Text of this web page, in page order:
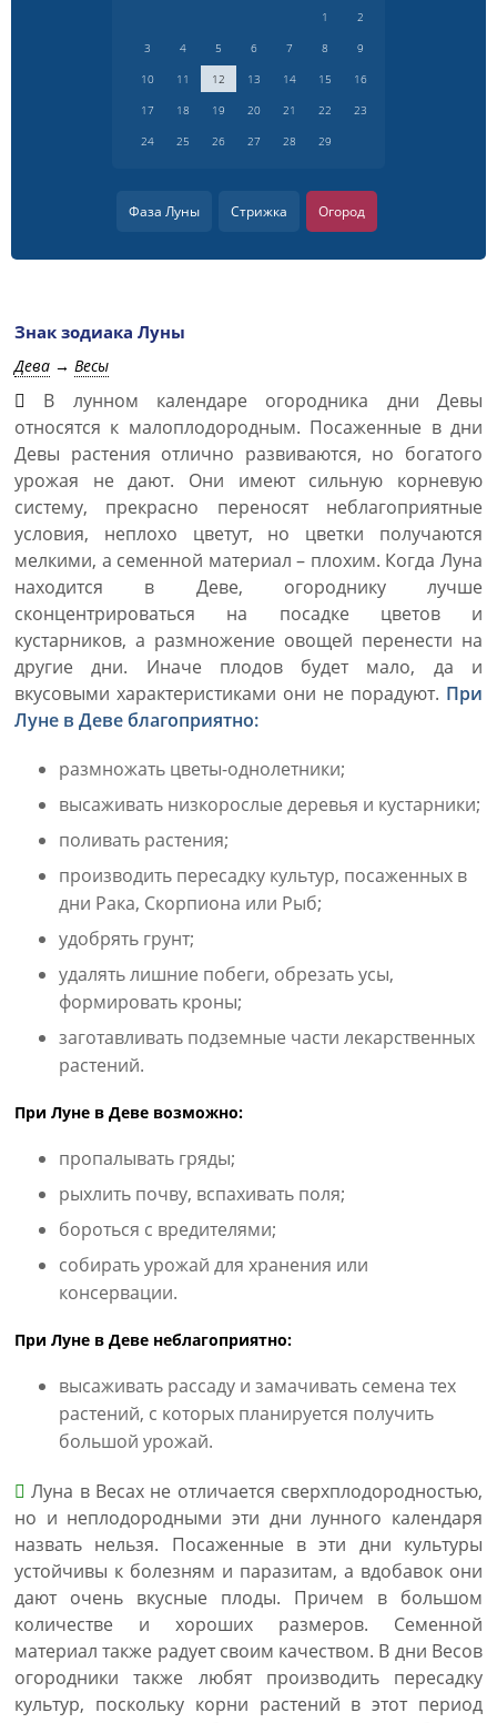
1
2
3
4 5 6 7 8
9
10
11 12 13 14 15
16
17
18 19 20 21 22
23
24
25 26 27 28 29
Фаза Луны Стрижка Огород
Знак зодиака Луны
Дева → Весы
В лунном календаре огородника дни Девы
относятся к малоплодородным. Посаженные в дни
Девы растения отлично развиваются, но богатого
урожая не дают. Они имеют сильную корневую
систему, прекрасно переносят неблагоприятные
условия, неплохо цветут, но цветки получаются
мелкими, а семенной материал – плохим. Когда Луна
находится в Деве, огороднику лучше
сконцентрироваться на посадке цветов и
кустарников, а размножение овощей перенести на
другие дни. Иначе плодов будет мало, да и
вкусовыми характеристиками они не порадуют. При
Луне в Деве благоприятно:
размножать цветы-однолетники;
высаживать низкорослые деревья и кустарники;
поливать растения;
производить пересадку культур, посаженных в
дни Рака, Скорпиона или Рыб;
удобрять грунт;
удалять лишние побеги, обрезать усы,
формировать кроны;
заготавливать подземные части лекарственных
растений.
При Луне в Деве возможно:
пропалывать гряды;
рыхлить почву, вспахивать поля;
бороться с вредителями;
собирать урожай для хранения или
консервации.
При Луне в Деве неблагоприятно:
высаживать рассаду и замачивать семена тех
растений, с которых планируется получить
большой урожай.
Луна в Весах не отличается сверхплодородностью,
но и неплодородными эти дни лунного календаря
назвать нельзя. Посаженные в эти дни культуры
устойчивы к болезням и паразитам, а вдобавок они
дают очень вкусные плоды. Причем в большом
количестве и хороших размеров. Семенной
материал также радует своим качеством. В дни Весов
огородники также любят производить пересадку
культур, поскольку корни растений в этот период